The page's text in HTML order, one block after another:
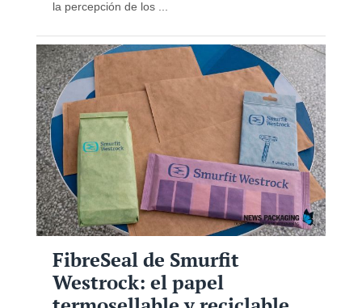
la percepción de los ...
FibreSeal de Smurfit
Westrock: el papel